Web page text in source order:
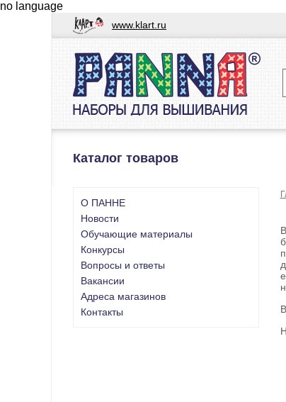
no language
www.klart.ru
Каталог товаров
О ПАННЕ
Новости
Обучающие материалы
Конкурсы
Вопросы и ответы
Вакансии
Адреса магазинов
Контакты